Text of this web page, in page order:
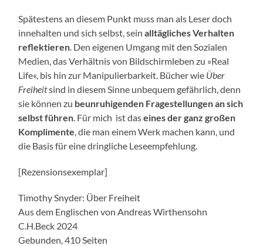
Spätestens an diesem Punkt muss man als Leser doch
innehalten und sich selbst, seinalltägliches Verhalten
reflektieren. Den eigenen Umgang mit den Sozialen
Medien, das Verhältnis von Bildschirmleben zu »Real
Life«, bis hin zur Manipulierbarkeit. Bücher wie Über
Freiheitsind in diesem Sinne unbequem gefährlich, denn
sie können zu beunruhigenden Fragestellungen an sich
selbst führen. Für mich ist daseines der ganz großen
Komplimente, die man einem Werk machen kann, und
die Basis für eine dringliche Leseempfehlung.
[Rezensionsexemplar]
Timothy Snyder: Über Freiheit
Aus dem Englischen von Andreas Wirthensohn
C.H.Beck 2024
Gebunden, 410 Seiten